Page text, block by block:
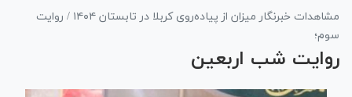
مشاهدات خبرنگار میزان از پیاده‌روی کربلا در تابستان ۱۴۰۴ / روایت
سوم؛
روایت شب اربعین